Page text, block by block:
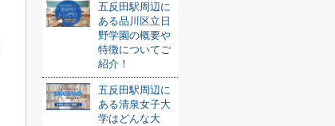
五反田駅周辺に
ある品川区立日
野学園の概要や
特徴についてご
紹介！
五反田駅周辺に
ある清泉女子大
学はどんな大